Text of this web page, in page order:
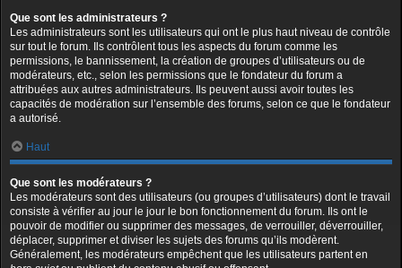
Que sont les administrateurs ?
Les administrateurs sont les utilisateurs qui ont le plus haut niveau de contrôle
sur tout le forum. Ils contrôlent tous les aspects du forum comme les
permissions, le bannissement, la création de groupes d’utilisateurs ou de
modérateurs, etc., selon les permissions que le fondateur du forum a
attribuées aux autres administrateurs. Ils peuvent aussi avoir toutes les
capacités de modération sur l’ensemble des forums, selon ce que le fondateur
a autorisé.
Haut
Que sont les modérateurs ?
Les modérateurs sont des utilisateurs (ou groupes d’utilisateurs) dont le travail
consiste à vérifier au jour le jour le bon fonctionnement du forum. Ils ont le
pouvoir de modifier ou supprimer des messages, de verrouiller, déverrouiller,
déplacer, supprimer et diviser les sujets des forums qu’ils modèrent.
Généralement, les modérateurs empêchent que les utilisateurs partent en